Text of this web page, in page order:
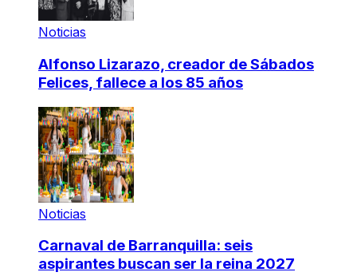
Noticias
Alfonso Lizarazo, creador de Sábados
Felices, fallece a los 85 años
Noticias
Carnaval de Barranquilla: seis
aspirantes buscan ser la reina 2027